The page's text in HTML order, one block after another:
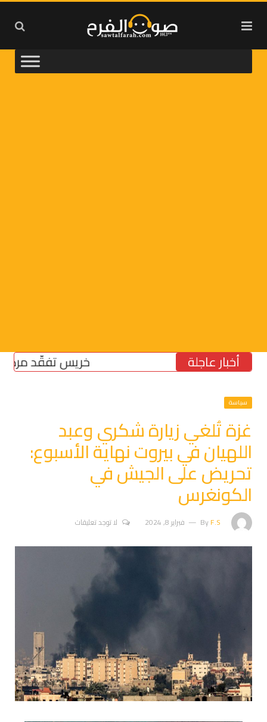
أخبار عاجلة خريس تفقّد مركز
سياسة
غزة تُلغي زيارة شكري وعبد
اللهيان في بيروت نهاية الأسبوع:
تحريض على الجيش في
الكونغرس
ByF.S فبراير 8, 2024 لا توجد تعليقات